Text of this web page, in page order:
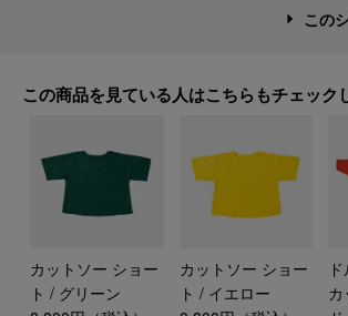
この
この商品を見ている人はこちらもチェック
カットソー ショー
ト / グリーン
カットソー ショー
ト / イエロー